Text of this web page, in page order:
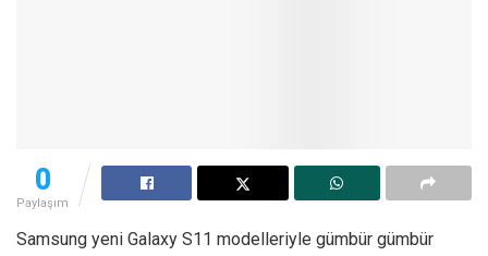
0
Paylaşım
Samsung yeni Galaxy S11 modelleriyle gümbür gümbür